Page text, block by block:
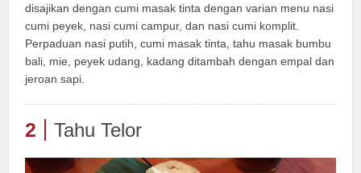
disajikan dengan cumi masak tinta dengan varian menu nasi
cumi peyek, nasi cumi campur, dan nasi cumi komplit.
Perpaduan nasi putih, cumi masak tinta, tahu masak bumbu
bali, mie, peyek udang, kadang ditambah dengan empal dan
jeroan sapi.
2 Tahu Telor